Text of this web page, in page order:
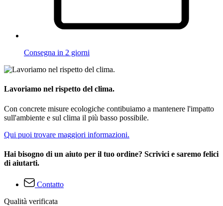
Consegna in 2 giorni
Lavoriamo nel rispetto del clima.
Con concrete misure ecologiche contibuiamo a mantenere l'impatto
sull'ambiente e sul clima il più basso possibile.
Qui puoi trovare maggiori informazioni.
Hai bisogno di un aiuto per il tuo ordine? Scrivici e saremo felici
di aiutarti.
Contatto
Qualità verificata